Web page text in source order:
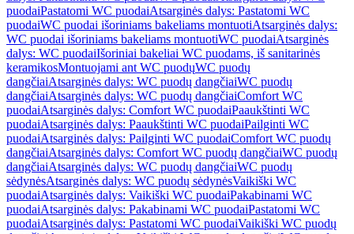
puodaiPastatomi WC puodaiAtsarginės dalys: Pastatomi WC
puodaiWC puodai išoriniams bakeliams montuotiAtsarginės dalys:
WC puodai išoriniams bakeliams montuotiWC puodaiAtsarginės
dalys: WC puodaiIšoriniai bakeliai WC puodams, iš sanitarinės
keramikosMontuojami ant WC puodųWC puodų
dangčiaiAtsarginės dalys: WC puodų dangčiaiWC puodų
dangčiaiAtsarginės dalys: WC puodų dangčiaiComfort WC
puodaiAtsarginės dalys: Comfort WC puodaiPaaukštinti WC
puodaiAtsarginės dalys: Paaukštinti WC puodaiPailginti WC
puodaiAtsarginės dalys: Pailginti WC puodaiComfort WC puodų
dangčiaiAtsarginės dalys: Comfort WC puodų dangčiaiWC puodų
dangčiaiAtsarginės dalys: WC puodų dangčiaiWC puodų
sėdynėsAtsarginės dalys: WC puodų sėdynėsVaikiški WC
puodaiAtsarginės dalys: Vaikiški WC puodaiPakabinami WC
puodaiAtsarginės dalys: Pakabinami WC puodaiPastatomi WC
puodaiAtsarginės dalys: Pastatomi WC puodaiVaikiški WC puodų